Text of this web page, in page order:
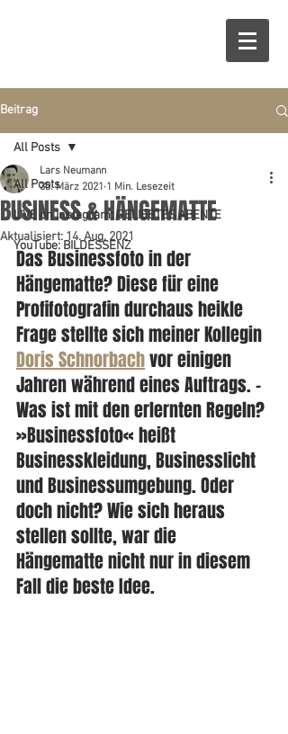
Beitrag
All Posts
LIVE on Instagram: GELIEBTES ABENTE
YouTube: BILDESSENZ
All Posts
BUSINESS & HÄNGEMATTE
Lars Neumann
30. März 2021 1 Min. Lesezeit
Aktualisiert:14. Aug. 2021
Das Businessfoto in der
Hängematte? Diese für eine
Profifotografin durchaus heikle
Frage stellte sich meiner Kollegin
Doris Schnorbach vor einigen
Jahren während eines Auftrags. –
Was ist mit den erlernten Regeln?
»Businessfoto« heißt
Businesskleidung, Businesslicht
und Businessumgebung. Oder
doch nicht? Wie sich heraus
stellen sollte, war die
Hängematte nicht nur in diesem
Fall die beste Idee.